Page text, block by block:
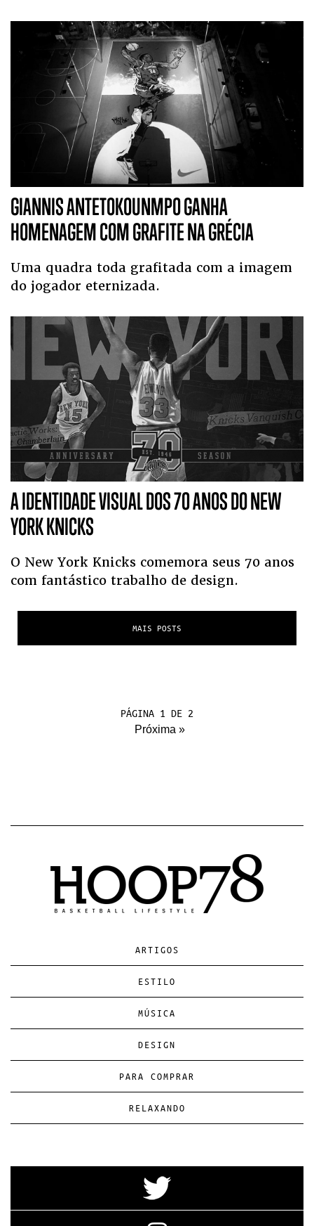
GIANNIS ANTETOKOUNMPO GANHA
HOMENAGEM COM GRAFITE NA GRÉCIA
Uma quadra toda grafitada com a imagem
do jogador eternizada.
A IDENTIDADE VISUAL DOS 70 ANOS DO NEW
YORK KNICKS
O New York Knicks comemora seus 70 anos
com fantástico trabalho de design.
MAIS POSTS
PÁGINA 1 DE 2
Próxima »
ARTIGOS
ESTILO
MÚSICA
DESIGN
PARA COMPRAR
RELAXANDO